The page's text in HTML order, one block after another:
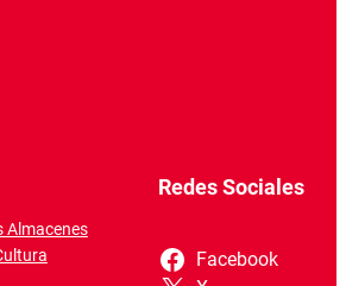
Almacenes
Redes Sociales
Facebook